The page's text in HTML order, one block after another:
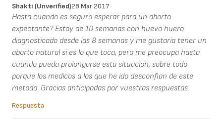
Shakti (unverified)28 Mar 2017
Hasta cuando es seguro esperar para un aborto
expectante? Estoy de 10 semanas con huevo huero
diagnosticado desde las 8 semanas y me gustaria tener un
aborto natural si es lo que toca, pero me preocupa hasta
cuando pueda prolongarse esta situacion, sobre todo
porque los medicos a los que he ido desconfian de este
metodo. Gracias anticipadas por vuestras respuestas.
Respuesta